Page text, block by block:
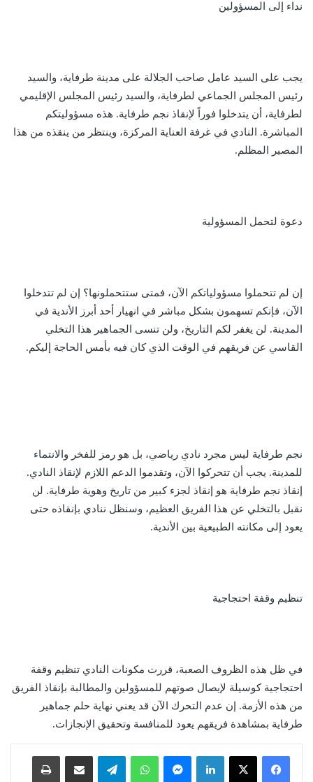
نداء إلى المسؤولين
يجب على السيد عامل صاحب الجلالة على مدينة طرفاية، والسيد
رئيس المجلس الجماعي لطرفاية، والسيد رئيس المجلس الإقليمي
لطرفاية، أن يتدخلوا فوراً لإنقاذ نجم طرفاية. هذه مسؤوليتكم
المباشرة. النادي في غرفة العناية المركزة، وينتظر من ينقذه من هذا
المصير المظلم.
دعوة لتحمل المسؤولية
إن لم تتحملوا مسؤولياتكم الآن، فمتى ستتحملونها؟ إن لم تتدخلوا
الآن، فإنكم تسهمون بشكل مباشر في انهيار أحد أبرز الأندية في
المدينة. لن يغفر لكم التاريخ، ولن تنسى الجماهير هذا التخلي
القاسي عن فريقهم في الوقت الذي كان فيه بأمس الحاجة إليكم.
نجم طرفاية ليس مجرد نادي رياضي، بل هو رمز للفخر والانتماء
للمدينة. يجب أن تتحركوا الآن، وتقدموا الدعم اللازم لإنقاذ النادي.
إنقاذ نجم طرفاية هو إنقاذ لجزء كبير من تاريخ وهوية طرفاية. لن
نقبل بالتخلي عن هذا الفريق العظيم، وسنظل ننادي بإنقاذه حتى
يعود إلى مكانته الطبيعية بين الأندية.
تنظيم وقفة احتجاجية
في ظل هذه الظروف الصعبة، قررت مكونات النادي تنظيم وقفة
احتجاجية كوسيلة لإيصال صوتهم للمسؤولين والمطالبة بإنقاذ الفريق
من هذه الأزمة. إن عدم التحرك الآن قد يعني نهاية حلم جماهير
طرفاية بمشاهدة فريقهم يعود للمنافسة وتحقيق الإنجازات.
لينكدإن ماسنجر واتساب تيلقرام مشاركة عبر البريد طباعة